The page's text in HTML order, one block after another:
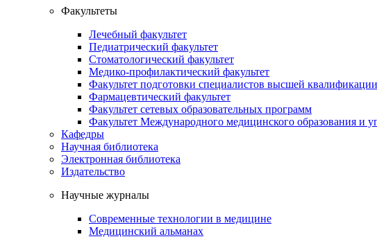
Факультеты
Лечебный факультет
Педиатрический факультет
Стоматологический факультет
Медико-профилактический факультет
Факультет подготовки специалистов высшей квалификации
Фармацевтический факультет
Факультет сетевых образовательных программ
Факультет Международного медицинского образования и
Кафедры
Научная библиотека
Электронная библиотека
Издательство
Научные журналы
Современные технологии в медицине
Медицинский альманах